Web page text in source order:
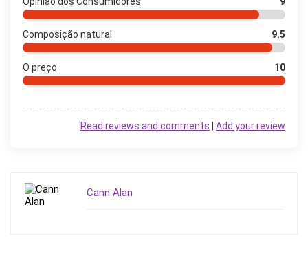
Composição natural 9.5
O preço 10
Add your review
Read reviews and comments
Cann Alan